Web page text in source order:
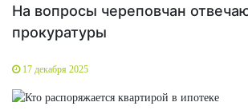
На вопросы череповчан
прокуратуры
17 декабря 2025